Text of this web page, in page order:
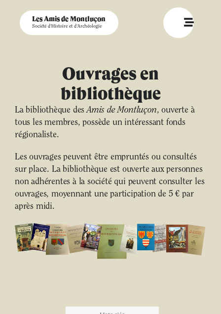
Les Amis de Montluçon
Société d'Histoire et d'Archéologie
Ouvrages en
bibliothèque
La bibliothèque desAmis de Montluçon, ouverte à
tous les membres, possède un intéressant fonds
régionaliste.
Les ouvrages peuvent être empruntés ou consultés
sur place. La bibliothèque est ouverte aux personnes
non adhérentes à la société qui peuvent consulter les
ouvrages, moyennant une participation de 5 € par
après midi.